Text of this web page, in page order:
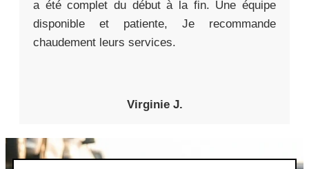
a été complet du début à la fin. Une équipe
disponible et patiente, Je recommande
chaudement leurs services.
Virginie J.